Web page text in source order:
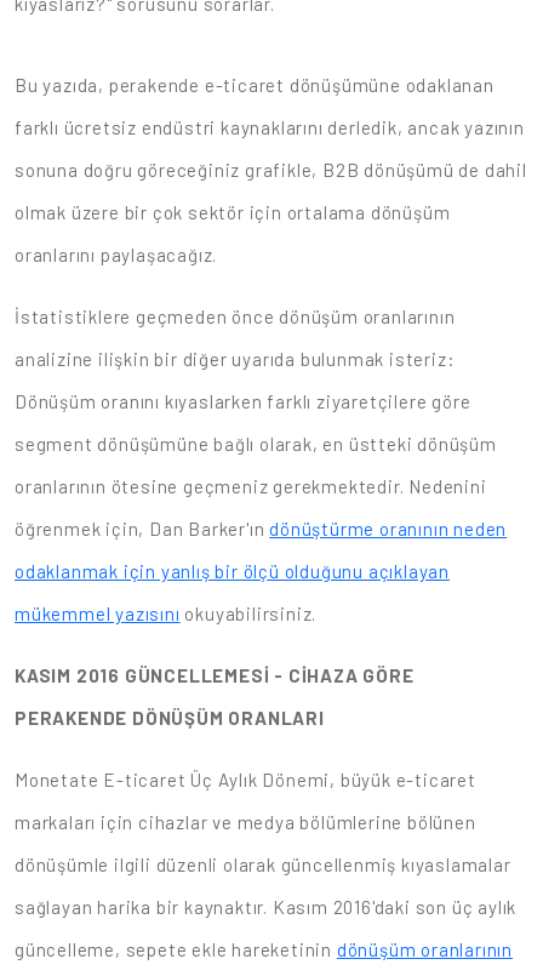
Bu yazıda, perakende e-ticaret dönüşümüne odaklanan
farklı ücretsiz endüstri kaynaklarını derledik, ancak yazının
sonuna doğru göreceğiniz grafikle, B2B dönüşümü de dahil
olmak üzere bir çok sektör için ortalama dönüşüm
oranlarını paylaşacağız.
İstatistiklere geçmeden önce dönüşüm oranlarının
analizine ilişkin bir diğer uyarıda bulunmak isteriz:
Dönüşüm oranını kıyaslarken farklı ziyaretçilere göre
segment dönüşümüne bağlı olarak, en üstteki dönüşüm
oranlarının ötesine geçmeniz gerekmektedir. Nedenini
öğrenmek için, Dan Barker'ındönüştürme oranının neden
odaklanmak için yanlış bir ölçü olduğunu açıklayan
mükemmel yazısını okuyabilirsiniz.
KASIM 2016 GÜNCELLEMESİ - CİHAZA GÖRE
PERAKENDE DÖNÜŞÜM ORANLARI
Monetate E-ticaret Üç Aylık Dönemi, büyük e-ticaret
markaları için cihazlar ve medya bölümlerine bölünen
dönüşümle ilgili düzenli olarak güncellenmiş kıyaslamalar
sağlayan harika bir kaynaktır. Kasım 2016'daki son üç aylık
güncelleme, sepete ekle hareketinin dönüşüm oranlarının